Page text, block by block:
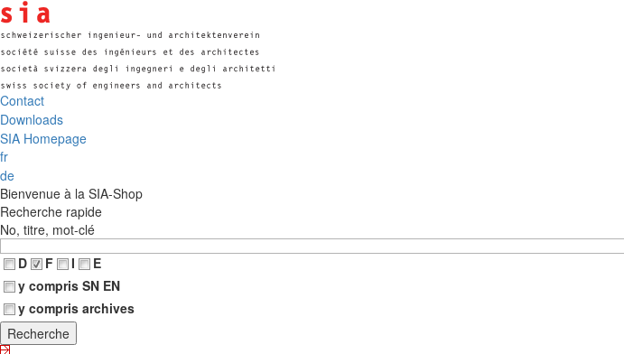
Contact
Downloads
SIA Homepage
fr
de
Bienvenue à la SIA-Shop
Recherche rapide
No, titre, mot-clé
D
F I
E
y compris SN EN
y compris archives